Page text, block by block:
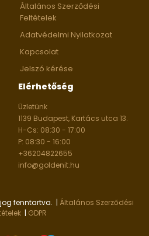
Általános Szerződési
Feltételek
Adatvédelmi Nyilatkozat
Kapcsolat
Jelszó kérése
Elérhetőség
Üzletünk
1139 Budapest, Kartács utca 13.
H-Cs: 08:30 - 17:00
P: 08:30 - 16:00
+36204822655
info@goldenit.hu
jog fenntartva. | Általános Szerződési
| GDPR